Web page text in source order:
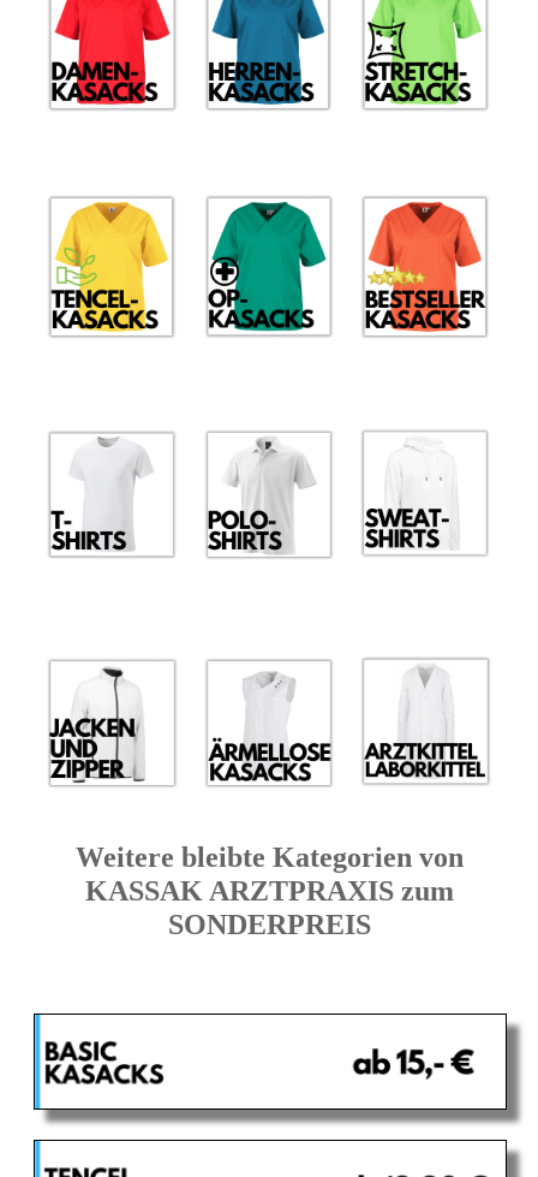
Weitere bleibte Kategorien von
KASSAK ARZTPRAXIS zum
SONDERPREIS